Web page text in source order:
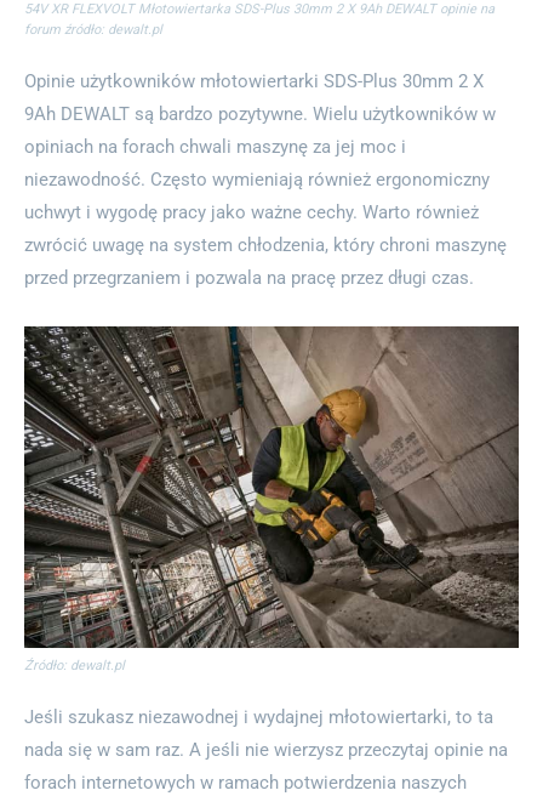
54V XR FLEXVOLT Młotowiertarka SDS-Plus 30mm 2 X 9Ah DEWALT opinie na
forum źródło: dewalt.pl
Opinie użytkowników młotowiertarki SDS-Plus 30mm 2 X
9Ah DEWALT są bardzo pozytywne. Wielu użytkowników w
opiniach na forach chwali maszynę za jej moc i
niezawodność. Często wymieniają również ergonomiczny
uchwyt i wygodę pracy jako ważne cechy. Warto również
zwrócić uwagę na system chłodzenia, który chroni maszynę
przed przegrzaniem i pozwala na pracę przez długi czas.
Źródło: dewalt.pl
Jeśli szukasz niezawodnej i wydajnej młotowiertarki, to ta
nada się w sam raz. A jeśli nie wierzysz przeczytaj opinie na
forach internetowych w ramach potwierdzenia naszych